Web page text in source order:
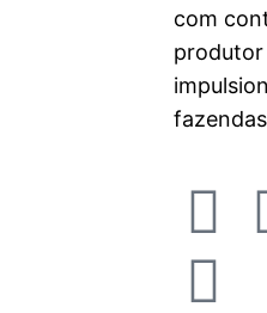
com
produtor